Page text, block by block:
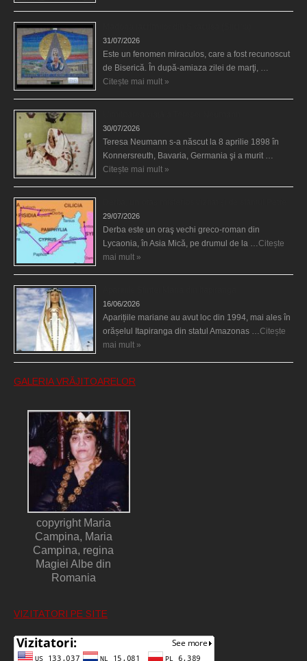
31/07/2026
Este un fenomen miraculos, care a fost recunoscut
de Biserică. În după-amiaza zilei de marţi, …
Citește mai mult »
30/07/2026
Teresa Neumann s-a născut la 8 aprilie 1898 în
Konnersreuth, Bavaria, Germania şi a murit …
Citește mai mult »
29/07/2026
Derba este un oraş vechi greco-roman din
Lycaonia, în Asia Mică, pe drumul de la … Citește
mai mult »
16/06/2026
Aparițiile mariane au avut loc din 1994, mai ales în
orășelul Itapiranga din statul Amazonas … Citește
mai mult »
GALERIA VRĂJITOARELOR
copyright Maria
Campina, Maria
Campina, regina
Magiei Albe din
Romania
VIZITATORI PE SITE